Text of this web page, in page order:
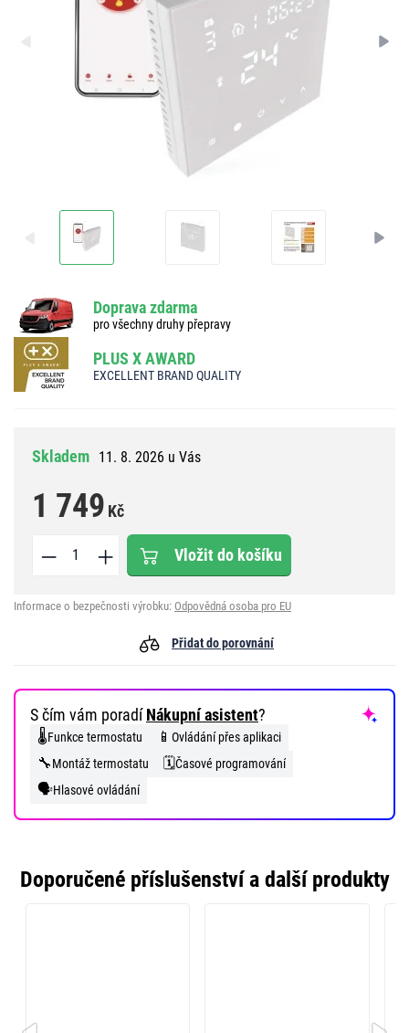
Doprava zdarma
pro všechny druhy přepravy
PLUS X AWARD
EXCELLENT BRAND QUALITY
Skladem 11. 8. 2026 u Vás
1 749 Kč
Vložit do košíku
Informace o bezpečnosti výrobku: Odpovědná osoba pro EU
Přidat do porovnání
S čím vám poradíNákupní asistent?
🌡️Funkce termostatu 📱 Ovládání přes aplikaci
🔧Montáž termostatu 🗓️Časové programování
🗣️Hlasové ovládání
Doporučené příslušenství a další produkty